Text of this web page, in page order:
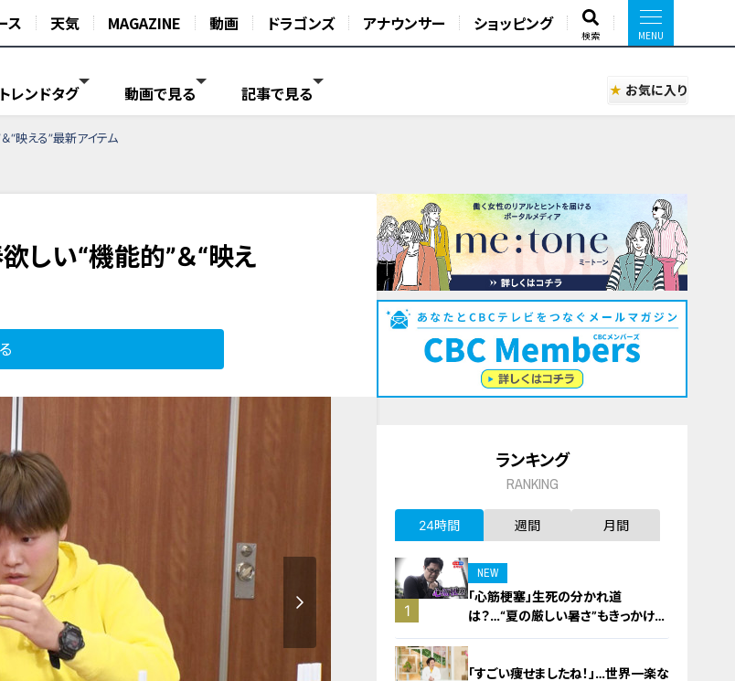
ス 天気 MAGAZINE 動画 ドラゴンズ アナウンサー ショッピング
検索
トレンドタグ 動画で見る 記事で見る お気に入り
“映える”最新アイテム
しい“機能的”＆“映え
ランキング
RANKING
24時間 週間 月間
1
NEW
「心筋梗塞」生死の分かれ道
は？…“夏の厳しい暑さ”もきっかけ
に！発症前のキケンなサインと対処
「すごい痩せましたね！」…世界一楽な